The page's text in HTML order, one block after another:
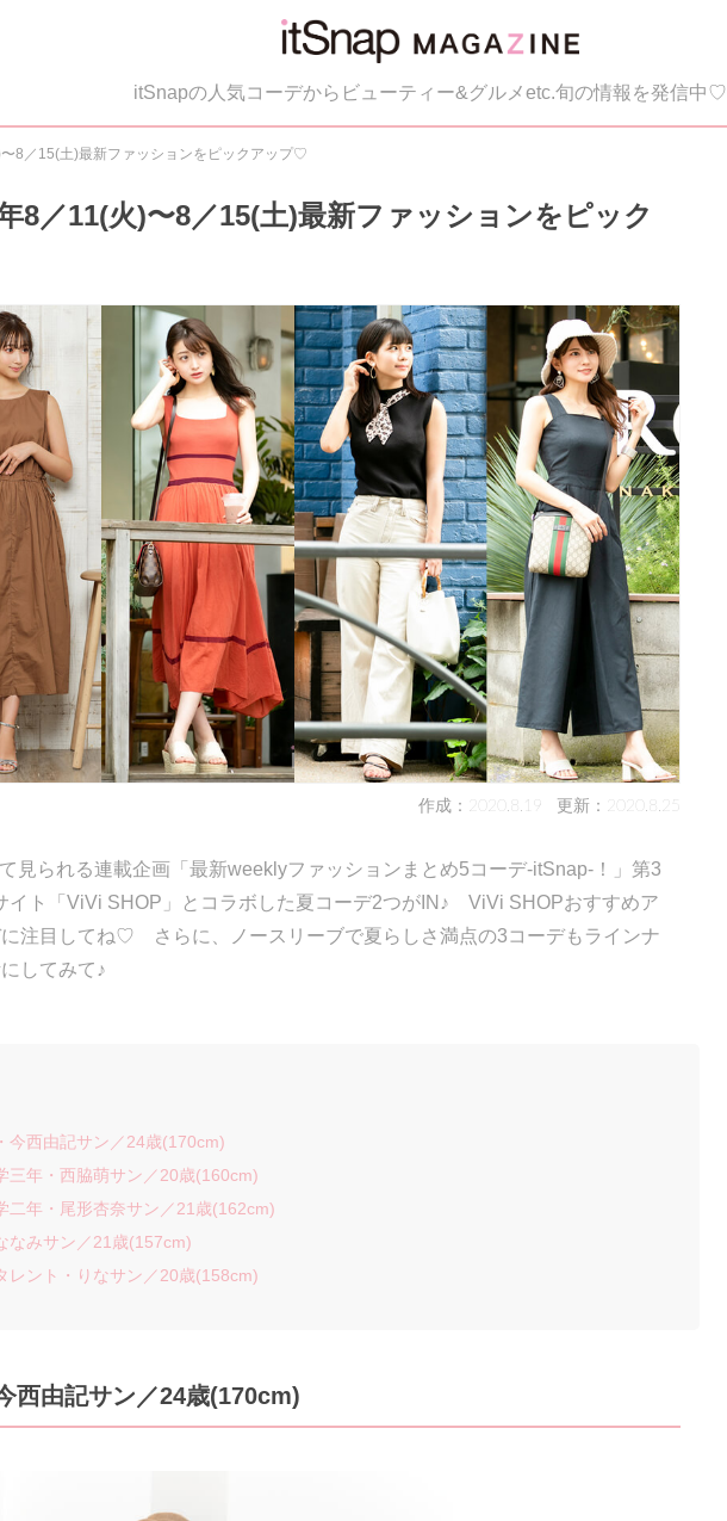
itSnapの人気コーデからビューティー&グルメetc.旬の情報を発信中♡
8／15(土)最新ファッションをピックアップ♡
8／11(火)〜8／15(土)最新ファッションをピック
作成：2020.8.19 更新：2020.8.25
見られる連載企画「最新weeklyファッションまとめ5コーデ-itSnap-！」第3
ト「ViVi SHOP」とコラボした夏コーデ2つがIN♪ ViVi SHOPおすすめア
注目してね♡ さらに、ノースリーブで夏らしさ満点の3コーデもラインナ
してみて♪
今西由記サン／24歳(170cm)
三年・西脇萌サン／20歳(160cm)
二年・尾形杏奈サン／21歳(162cm)
なみサン／21歳(157cm)
レント・りなサン／20歳(158cm)
西由記サン／24歳(170cm)